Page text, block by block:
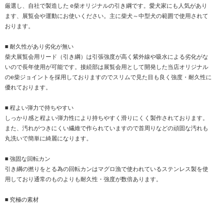
厳選し、自社で製造した e柴オリジナルの引き綱です。愛犬家にも人気があり
ます、展覧会や運動にお使いください。主に柴犬～中型犬の範囲で使用されて
おります。
■ 耐久性があり劣化が無い
柴犬展覧会用リード（引き綱）は引張強度が高く紫外線や吸水による劣化がな
いので長年使用が可能です。接続部は展覧会用として開発した当店オリジナル
のe柴ジョイントを採用しておりますのでスリムで見た目も良く強度・耐久性に
優れております。
■ 程よい弾力で持ちやすい
しっかり感と程よい弾力性により持ちやすく滑りにくく製作されております。
また、汚れがつきにくい繊維で作られていますので首周りなどの頑固な汚れも
丸洗いで簡単に綺麗になります。
■ 強固な回転カン
引き綱の撚りをとる為の回転カンはマグロ漁で使われているステンレス製を使
用しており通常のものよりも耐久性・強度が数倍あります。
■ 究極の素材